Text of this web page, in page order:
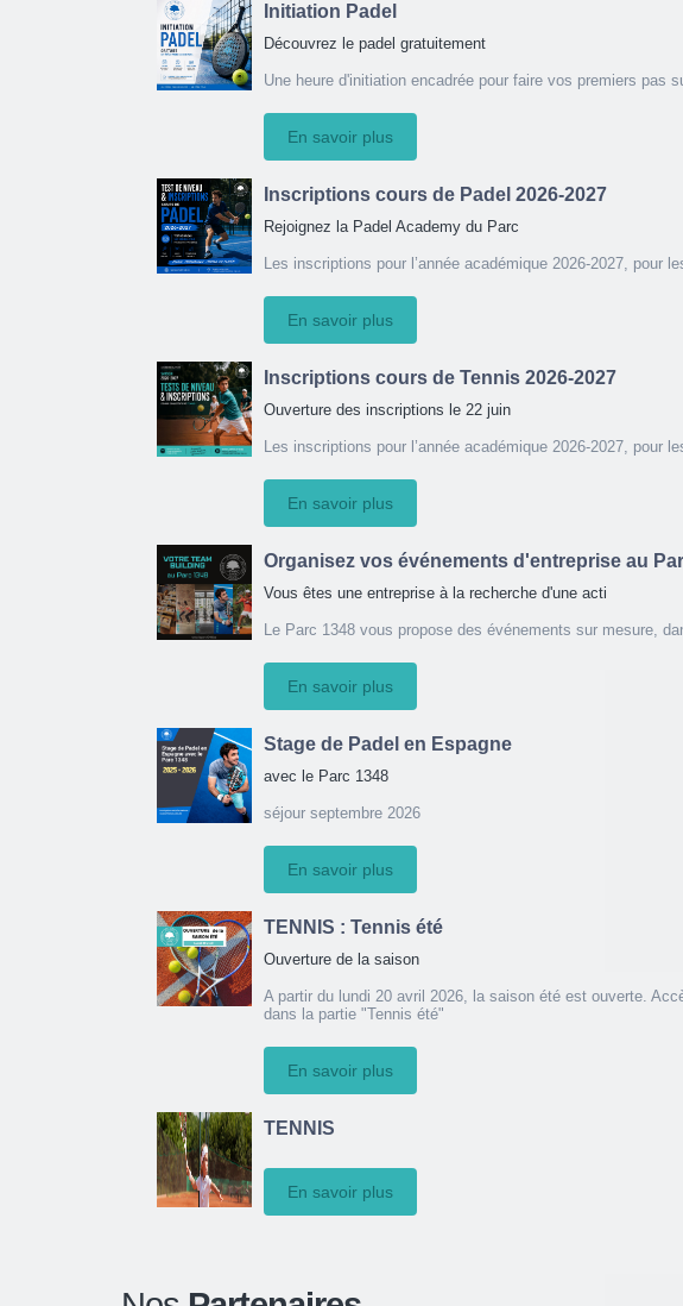
Initiation Padel
Découvrez le padel gratuitement
Une heure d'initiation encadrée pour faire vos premiers pas
En savoir plus
Inscriptions cours de Padel 2026-2027
Rejoignez la Padel Academy du Parc
Les inscriptions pour l’année académique 2026-2027, pour
En savoir plus
Inscriptions cours de Tennis 2026-2027
Ouverture des inscriptions le 22 juin
Les inscriptions pour l’année académique 2026-2027, pour
En savoir plus
Organisez vos événements d'entreprise au
Vous êtes une entreprise à la recherche d'une acti
Le Parc 1348 vous propose des événements sur mesure,
En savoir plus
Stage de Padel en Espagne
avec le Parc 1348
séjour septembre 2026
En savoir plus
TENNIS : Tennis été
Ouverture de la saison
A partir du lundi 20 avril 2026, la saison été est ouverte.
dans la partie "Tennis été"
En savoir plus
TENNIS
En savoir plus